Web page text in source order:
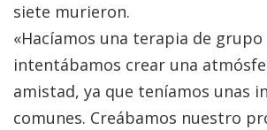
siete murieron.
«Hacíamos una terapia de grupo
intentábamos crear una
amistad, ya que teníamos unas
comunes. Creábamos nuestro